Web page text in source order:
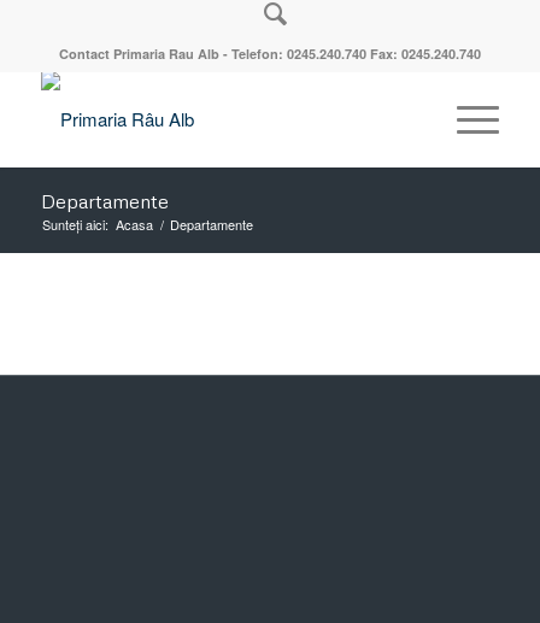
Contact Primaria Rau Alb - Telefon: 0245.240.740 Fax: 0245.240.740
Departamente
Sunteți aici: Acasa / Departamente